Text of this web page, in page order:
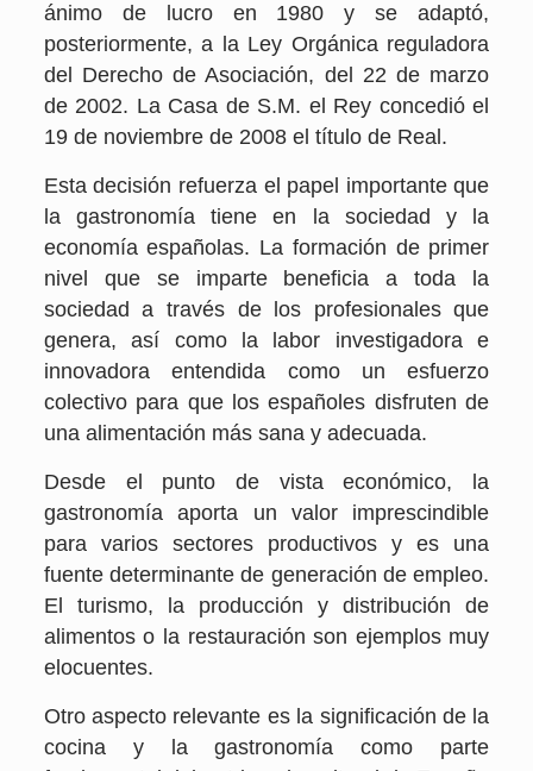
ánimo de lucro en 1980 y se adaptó,
posteriormente, a la Ley Orgánica reguladora
del Derecho de Asociación, del 22 de marzo
de 2002. La Casa de S.M. el Rey concedió el
19 de noviembre de 2008 el título de Real.
Esta decisión refuerza el papel importante que
la gastronomía tiene en la sociedad y la
economía españolas. La formación de primer
nivel que se imparte beneficia a toda la
sociedad a través de los profesionales que
genera, así como la labor investigadora e
innovadora entendida como un esfuerzo
colectivo para que los españoles disfruten de
una alimentación más sana y adecuada.
Desde el punto de vista económico, la
gastronomía aporta un valor imprescindible
para varios sectores productivos y es una
fuente determinante de generación de empleo.
El turismo, la producción y distribución de
alimentos o la restauración son ejemplos muy
elocuentes.
Otro aspecto relevante es la significación de la
cocina y la gastronomía como parte